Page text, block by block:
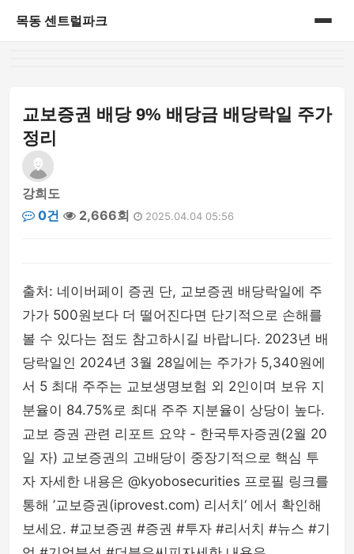
목동 센트럴파크
교보증권 배당 9% 배당금 배당락일 주가
정리
강희도
0건
2,666회 2025.04.04 05:56
출처: 네이버페이 증권 단, 교보증권 배당락일에 주
가가 500원보다 더 떨어진다면 단기적으로 손해를
볼 수 있다는 점도 참고하시길 바랍니다. 2023년 배
당락일인 2024년 3월 28일에는 주가가 5,340원에
서 5 최대 주주는 교보생명보험 외 2인이며 보유 지
분율이 84.75%로 최대 주주 지분율이 상당이 높다.
교보 증권 관련 리포트 요약 - 한국투자증권(2월 20
일 자) 교보증권의 고배당이 중장기적으로 핵심 투
자 자세한 내용은 @kyobosecurities 프로필 링크를
통해 ’교보증권(iprovest.com) 리서치‘ 에서 확인해
보세요. #교보증권 #증권 #투자 #리서치 #뉴스 #기